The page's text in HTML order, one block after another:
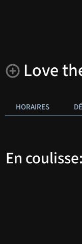
Love
HORAIRES
En